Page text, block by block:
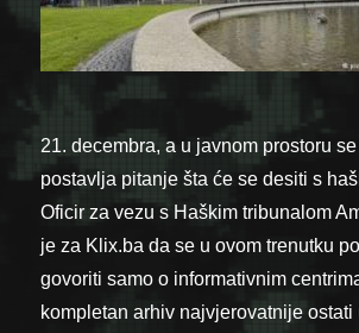
21. decembra, a u javnom prostoru
postavlja pitanje šta će se desiti s
Oficir za vezu s Haškim tribunalom
je za Klix.ba da se u ovom trenutku
govoriti samo o informativnim
kompletan arhiv najvjerovatnije ostati